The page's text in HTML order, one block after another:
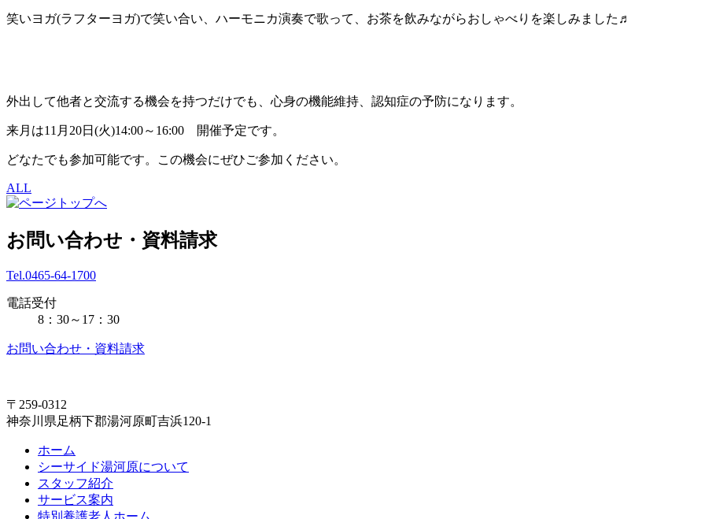
笑いヨガ(ラフターヨガ)で笑い合い、ハーモニカ演奏で歌って、お茶を飲みながらおしゃべりを楽しみました♬
外出して他者と交流する機会を持つだけでも、心身の機能維持、認知症の予防になります。
来月は11月20日(火)14:00～16:00 開催予定です。
どなたでも参加可能です。この機会にぜひご参加ください。
ALL
お問い合わせ・資料請求
Tel.0465-64-1700
電話受付
8：30～17：30
お問い合わせ・資料請求
〒259-0312
神奈川県足柄下郡湯河原町吉浜120-1
ホーム
シーサイド湯河原について
スタッフ紹介
サービス案内
特別養護老人ホーム